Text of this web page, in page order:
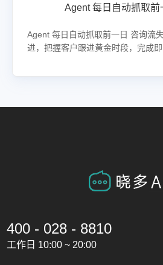
Agent 每日自动抓取前一日 咨询流
进，把握客户跟进黄金时段，完成即
400 - 028 - 8810
工作日 10:00 ~ 20:00